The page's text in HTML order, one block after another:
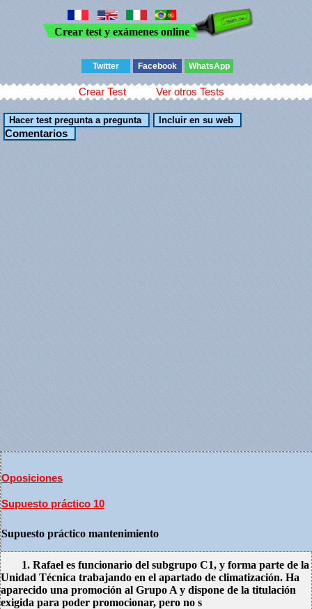
Crear test y exámenes online
Twitter Facebook WhatsApp
Crear Test Ver otros Tests
Comentarios
Oposiciones
Supuesto práctico 10
Supuesto práctico mantenimiento
1. Rafael es funcionario del subgrupo C1, y forma parte de la
Unidad Técnica trabajando en el apartado de climatización. Ha
aparecido una promoción al Grupo A y dispone de la titulación
exigida para poder promocionar, pero no s